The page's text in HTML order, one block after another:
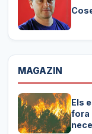
MAGAZIN
Els
fora